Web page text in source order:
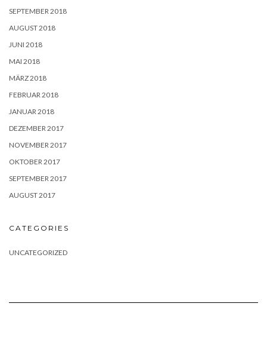
SEPTEMBER 2018
AUGUST 2018
JUNI 2018
MAI 2018
MÄRZ 2018
FEBRUAR 2018
JANUAR 2018
DEZEMBER 2017
NOVEMBER 2017
OKTOBER 2017
SEPTEMBER 2017
AUGUST 2017
CATEGORIES
UNCATEGORIZED